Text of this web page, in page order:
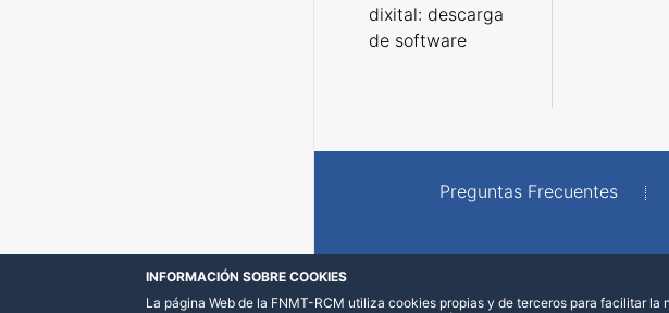
dixital: descarga
de software
Preguntas Frecuentes
INFORMACIÓN SOBRE COOKIES
La página Web de la FNMT-RCM utiliza cookies propias y de terceros para facilitar